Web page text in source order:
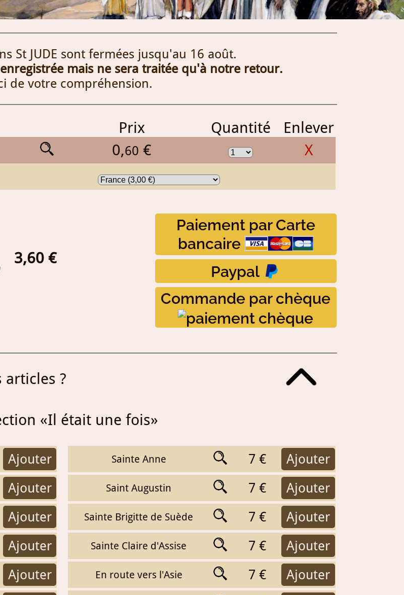
St JUDE sont fermées jusqu'au 16 août.
mais ne sera traitée qu'à notre retour.
de votre compréhension.
Prix Quantité
Enlever
0,60 € X
3,60 €
Paiement par Carte
bancaire
Paypal
Commande par chèque
articles ?
«Il était une fois»
Ajouter Sainte Anne 7 € Ajouter
Ajouter Saint Augustin 7 € Ajouter
Ajouter Sainte Brigitte de Suède 7 € Ajouter
Ajouter Sainte Claire d'Assise 7 € Ajouter
Ajouter En route vers l'Asie 7 € Ajouter